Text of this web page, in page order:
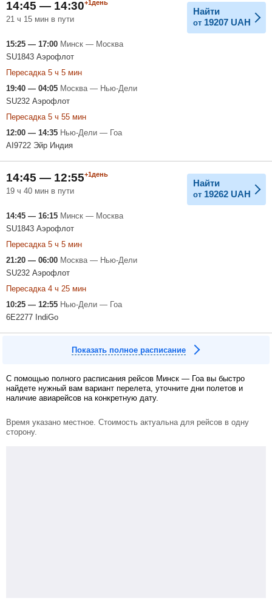
14:45 — 14:30+1день
21 ч 15 мин в пути
Найти
от 19207 UAH
15:25 — 17:00 Минск — Москва
SU1843 Аэрофлот
Пересадка 5 ч 5 мин
19:40 — 04:05 Москва — Нью-Дели
SU232 Аэрофлот
Пересадка 5 ч 55 мин
12:00 — 14:35 Нью-Дели — Гоа
AI9722 Эйр Индия
14:45 — 12:55+1день
19 ч 40 мин в пути
Найти
от 19262 UAH
14:45 — 16:15 Минск — Москва
SU1843 Аэрофлот
Пересадка 5 ч 5 мин
21:20 — 06:00 Москва — Нью-Дели
SU232 Аэрофлот
Пересадка 4 ч 25 мин
10:25 — 12:55 Нью-Дели — Гоа
6E2277 IndiGo
Показать полное расписание
С помощью полного расписания рейсов Минск — Гоа вы быстро
найдете нужный вам вариант перелета, уточните дни полетов и
наличие авиарейсов на конкретную дату.
Время указано местное. Стоимость актуальна для рейсов в одну
сторону.